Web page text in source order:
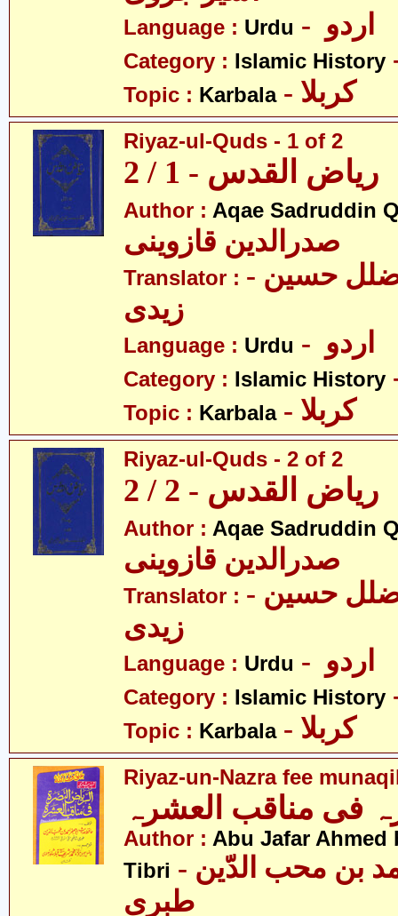
Language : Urdu
Category : Islamic History
Topic : Karbala - کربلا
Riyaz-ul-Quds - 1 of 2
ریاض القدس - 1 / 2
Author : Aqae Sadruddin
Translator : - مولانا سیّد ضلل حسین
زیدی
Language : Urdu
Category : Islamic History
Topic : Karbala - کربلا
Riyaz-ul-Quds - 2 of 2
ریاض القدس - 2 / 2
Author : Aqae Sadruddin
Translator : - مولانا سیّد ضلل حسین
زیدی
Language : Urdu
Category : Islamic History
Topic : Karbala - کربلا
Riyaz-un-Nazra fee
فی مناقب العشرہ
Author : Abu Jafar
Tibri - ابو جعفر احمد بن محب الدّین
طبری